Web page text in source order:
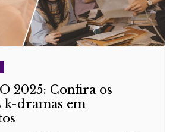
2025: Confira os
dramas em